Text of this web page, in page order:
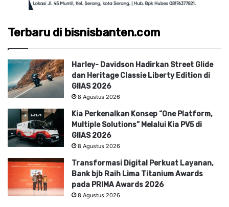
Terbaru di bisnisbanten.com
Harley- Davidson Hadirkan Street Glide
dan Heritage Classie Liberty Edition di
GIIAS 2026
8 Agustus 2026
Kia Perkenalkan Konsep “One Platform,
Multiple Solutions” Melalui Kia PV5 di
GIIAS 2026
8 Agustus 2026
Transformasi Digital Perkuat Layanan,
Bank bjb Raih Lima Titanium Awards
pada PRIMA Awards 2026
8 Agustus 2026